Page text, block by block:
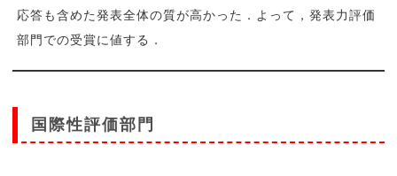
応答も含めた発表全体の質が高かった．よって，発表力評価
部門での受賞に値する．
国際性評価部門